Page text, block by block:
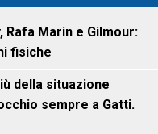
Rafa Marin e Gilmour:
fisiche
della situazione
sempre a Gatti.